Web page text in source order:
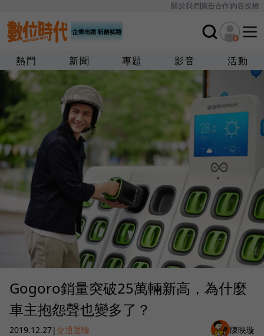
關於我們廣告合作內容授權
熱門 新聞 專題 影音 活動
Gogoro銷量突破25萬輛新高，為什麼
車主抱怨聲也變多了？
2019.12.27|交通運輸 陳映璇